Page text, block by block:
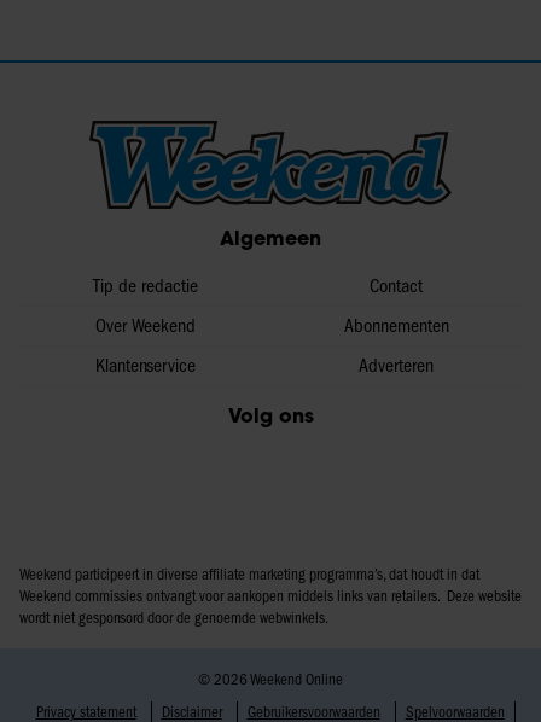
Algemeen
Tip de redactie
Over Weekend
Klantenservice
Contact
Abonnementen
Adverteren
Volg ons
Weekend participeert in diverse affiliate marketing programma’s, dat houdt in dat
Weekend commissies ontvangt voor aankopen middels links van retailers. Deze website
wordt niet gesponsord door de genoemde webwinkels.
© 2026 Weekend Online
Privacy statement
Disclaimer Gebruikersvoorwaarden Spelvoorwaarden